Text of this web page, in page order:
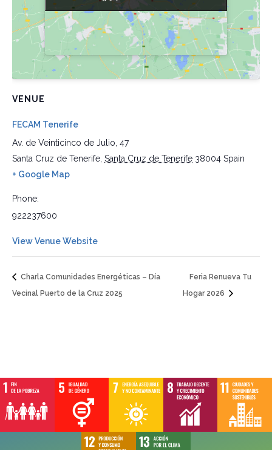
VENUE
FECAM Tenerife
Av. de Veinticinco de Julio, 47
Santa Cruz de Tenerife Santa Cruz de Tenerife 38004 Spain
+ Google Map
Phone:
922237600
View Venue Website
Charla Comunidades Energéticas – Día
Vecinal Puerto de la Cruz 2025
Feria Renueva Tu
Hogar 2026